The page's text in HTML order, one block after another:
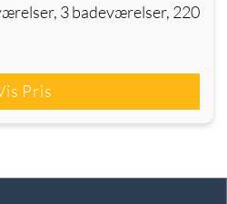
3 badeværelser, 220
Pris